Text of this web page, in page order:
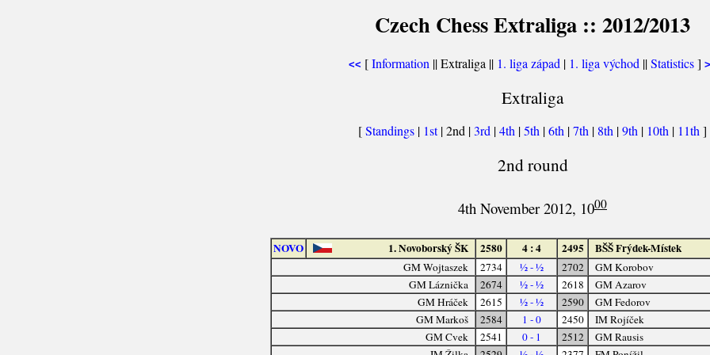
Czech Chess Extraliga :: 2012/2013
<< [Information || Extraliga || 1. liga západ | 1. liga východ ||Statistics]
Extraliga
[Standings | 1st| 2nd |3rd |4th |5th |6th |7th | 8th |9th | 10th | 11th]
2nd round
4th November 2012, 1000
NOVO 1. Novoborský ŠK 2580 4 : 4 2495 BŠŠ Frýdek-Místek
GM Wojtaszek 2734 ½ - ½ 2702
GM Korobov
GM Láznička
2674 ½ - ½ 2618
GM Azarov
GM Hráček
2615 ½ - ½ 2590
GM Fedorov
GM Markoš
2584 1 - 0 2450
IM Rojíček
GM Cvek
2541 0 - 1 2512
GM Rausis